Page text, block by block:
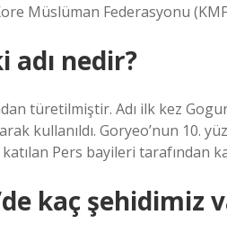
Müslüman Federasyonu
adı nedir?
türetilmiştir. Adı ilk kez
kullanıldı. Goryeo’nun 10.
Pers bayileri tarafından
kaç şehidimiz